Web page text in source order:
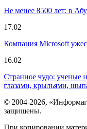
Не менее 8500 лет: в
17.02
Компания Microsoft
16.02
Странное чудо: ученые
глазами, крыльями,
© 2004-2026,
защищены.
При копировании